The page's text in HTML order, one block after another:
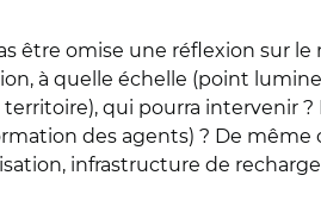
être omise une réflexion sur
à quelle échelle (point
qui pourra intervenir
des agents) ? De
infrastructure de